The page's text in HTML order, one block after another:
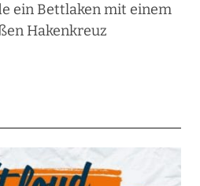
ein Bettlaken mit einem
Hakenkreuz